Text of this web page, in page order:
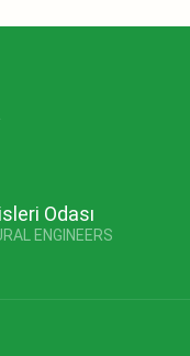
Odası
ENGINEERS